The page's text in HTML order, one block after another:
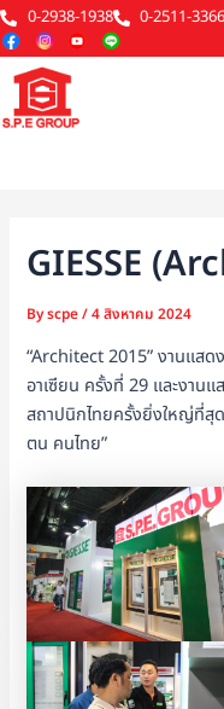
Skip
to
content
0-2938-1938 0-2511-3366
GIESSE
Byscpe/4 สิงหาคม 2024
“Architect 2015” งานแสด
อาเซียน ครั้งที่ 29 และงาน
สถาปนิกไทยครั้งยิ่งใหญ่ที่สุด
ตน คนไทย”
Post
navigation